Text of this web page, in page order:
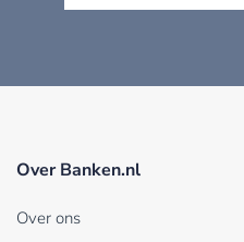
Over Banken.nl
Over ons